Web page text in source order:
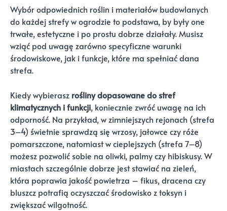
Wybór odpowiednich roślin i materiałów budowlanych
do każdej strefy w ogrodzie to podstawa, by były one
trwałe, estetyczne i po prostu dobrze działały. Musisz
wziąć pod uwagę zarówno specyficzne warunki
środowiskowe, jak i funkcje, które ma spełniać dana
strefa.
Kiedy wybierasz rośliny dopasowane do stref
klimatycznych i funkcji, koniecznie zwróć uwagę na ich
odporność. Na przykład, w zimniejszych rejonach (strefa
3–4) świetnie sprawdzą się wrzosy, jałowce czy róże
pomarszczone, natomiast w cieplejszych (strefa 7–8)
możesz pozwolić sobie na oliwki, palmy czy hibiskusy. W
miastach szczególnie dobrze jest stawiać na zieleń,
która poprawia jakość powietrza – fikus, dracena czy
bluszcz potrafią oczyszczać środowisko z toksyn i
zwiększać wilgotność.